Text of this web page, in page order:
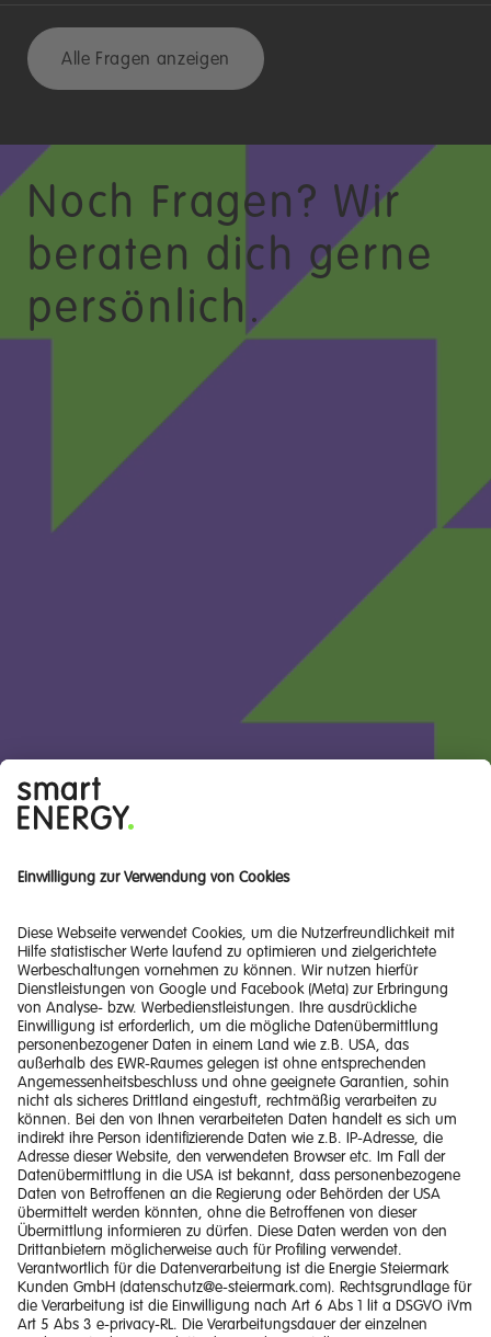
Alle Fragen anzeigen
Noch Fragen? Wir
beraten dich gerne
persönlich.
Ein Unternehmen der
Energie Steiermark.
Tarife und Produkte
Quick Links